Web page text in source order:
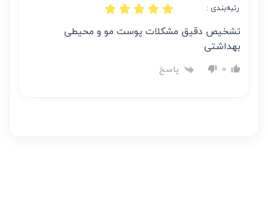
رتبه‌بندی :
تشخیص دقیق مشکلات پوست مو و محیطی
بهداشتی
0 پاسخ